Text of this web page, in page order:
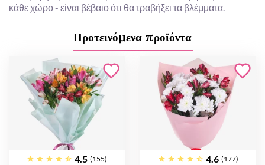
κάθε χώρο - είναι βέβαιο ότι θα τραβήξει τα βλέμματα.
Προτεινόμενα προϊόντα
4.5 (155) 4.6 (177)